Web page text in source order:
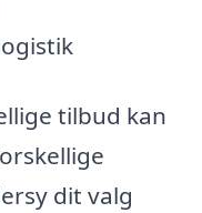
tilbud kan
dit valg